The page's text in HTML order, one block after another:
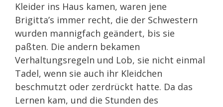
Kleider ins Haus kamen, waren jene
Brigitta’s immer recht, die der Schwestern
wurden mannigfach geändert, bis sie
paßten. Die andern bekamen
Verhaltungsregeln und Lob, sie nicht einmal
Tadel, wenn sie auch ihr Kleidchen
beschmutzt oder zerdrückt hatte. Da das
Lernen kam, und die Stunden des